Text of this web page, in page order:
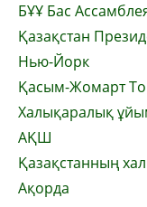
БҰҰ Бас
Қазақстан
Нью-Йорк
Қасым-Жомарт
Халықаралық
АҚШ
Қазақстанның
Ақорда